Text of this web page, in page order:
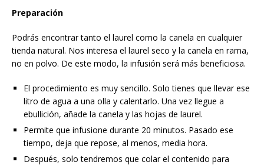
Preparación
Podrás encontrar tanto el laurel como la canela en cualquier
tienda natural. Nos interesa el laurel seco y la canela en rama,
no en polvo. De este modo, la infusión será más beneficiosa.
El procedimiento es muy sencillo. Solo tienes que llevar ese
litro de agua a una olla y calentarlo. Una vez llegue a
ebullición, añade la canela y las hojas de laurel.
Permite que infusione durante 20 minutos. Pasado ese
tiempo, deja que repose, al menos, media hora.
Después, solo tendremos que colar el contenido para